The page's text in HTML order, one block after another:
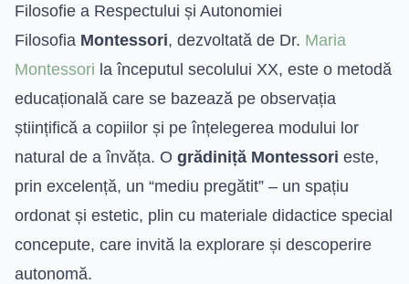
Filosofie a Respectului și Autonomiei
Filosofia Montessori, dezvoltată de Dr. Maria
Montessori la începutul secolului XX, este o metodă
educațională care se bazează pe observația
științifică a copiilor și pe înțelegerea modului lor
natural de a învăța. O grădiniță Montessori este,
prin excelență, un “mediu pregătit” – un spațiu
ordonat și estetic, plin cu materiale didactice special
concepute, care invită la explorare și descoperire
autonomă.